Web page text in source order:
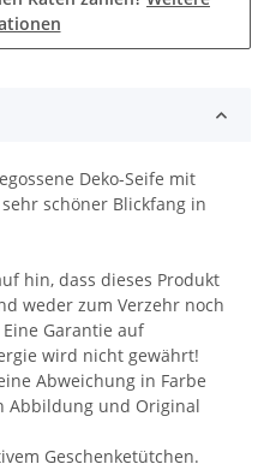
Deko-Seife mit
schöner Blickfang in
hin, dass dieses Produkt
weder zum Verzehr noch
Garantie auf
wird nicht gewährt!
Abweichung in Farbe
Abbildung und Original
Geschenketütchen.